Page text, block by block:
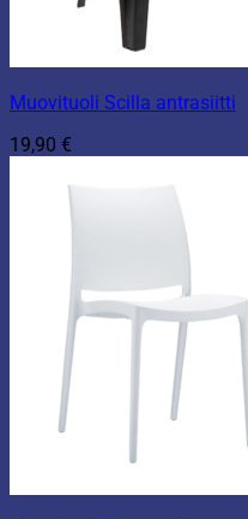
Muovituoli Scilla antrasiitti
19,90 €